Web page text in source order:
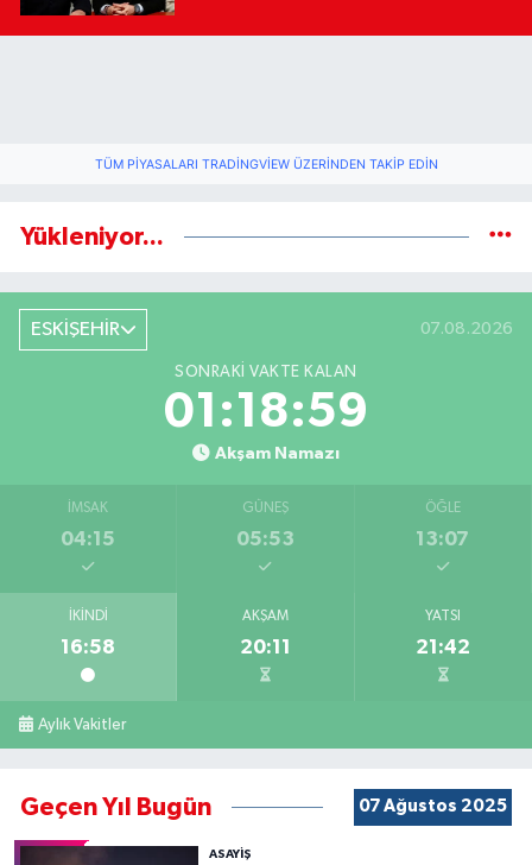
TÜM PIYASALARI TRADINGVIEW ÜZERINDEN TAKIP EDIN
Yükleniyor...
ESKİŞEHİR 07.08.2026
SONRAKI VAKTE KALAN
01:18:59
Akşam Namazı
İMSAK
04:15
GÜNEŞ
05:53
ÖĞLE
13:07
İKINDI
16:58
AKŞAM
20:11
YATSI
21:42
Aylık Vakitler
Geçen Yıl Bugün 07 Ağustos 2025
ASAYİŞ